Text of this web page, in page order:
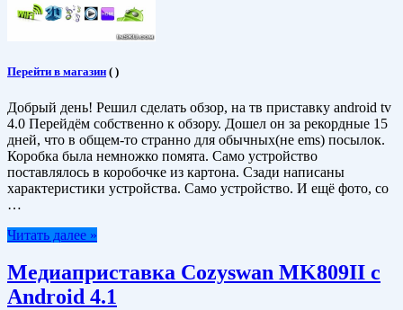
Перейти в магазин ( )
Добрый день! Решил сделать обзор, на тв приставку android tv
4.0 Перейдём собственно к обзору. Дошел он за рекордные 15
дней, что в общем-то странно для обычных(не ems) посылок.
Коробка была немножко помята. Само устройство
поставлялось в коробочке из картона. Сзади написаны
характеристики устройства. Само устройство. И ещё фото, со
…
Читать далее »
Медиаприставка Cozyswan MK809II с
Android 4.1